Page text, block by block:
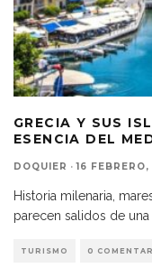
GRECIA Y SUS
ESENCIA DEL
DOQUIER · 16
Historia milenaria,
parecen salidos de
TURISMO 0